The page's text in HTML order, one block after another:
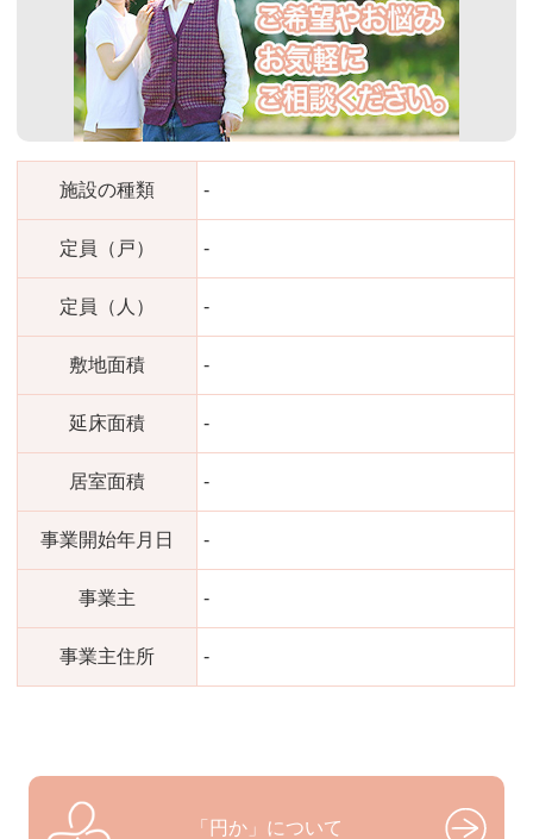
施設の種類 -
定員（戸） -
定員（人） -
敷地面積 -
延床面積 -
居室面積 -
事業開始年月日 -
事業主 -
事業主住所 -
「円か」について